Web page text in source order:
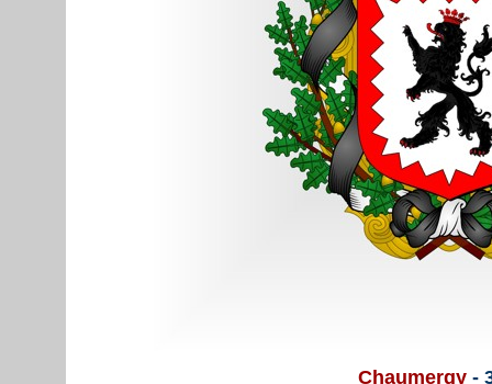
Chaumergy -